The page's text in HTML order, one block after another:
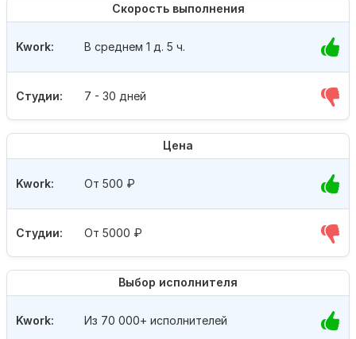
Скорость выполнения
Студии: 7 - 30 дней
Kwork: В среднем 1 д. 5 ч.
Цена
Студии: От 5000 ₽
Kwork: От 500 ₽
Выбор исполнителя
Kwork: Из 70 000+ исполнителей